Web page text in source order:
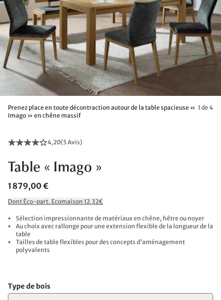
Prenez place en toute décontraction autour de la table spacieuse «
Imago » en chêne massif
1 de 4
4,20(5 Avis)
Table « Imago »
1 879,00 €
Dont Éco-part. Ecomaison 12,32€
Sélection impressionnante de matériaux en chêne, hêtre ou noyer
Au choix avec rallonge pour une extension flexible de la longueur de la
table
Tailles de table flexibles pour des concepts d'aménagement
polyvalents
Type de bois